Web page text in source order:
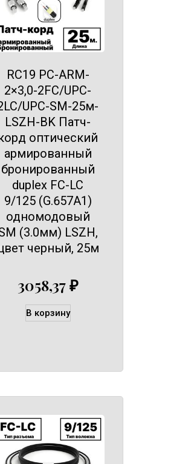
RC19 PC-ARM-
2×3,0-2FC/UPC-
UPC-SM-25м-
LSZH-BK Патч-
оптический
армированный
бронированный
duplex FC-LC
9/125 (G.657A1)
одномодовый
(3.0мм) LSZH,
черный, 25м
3058,37₽
В корзину